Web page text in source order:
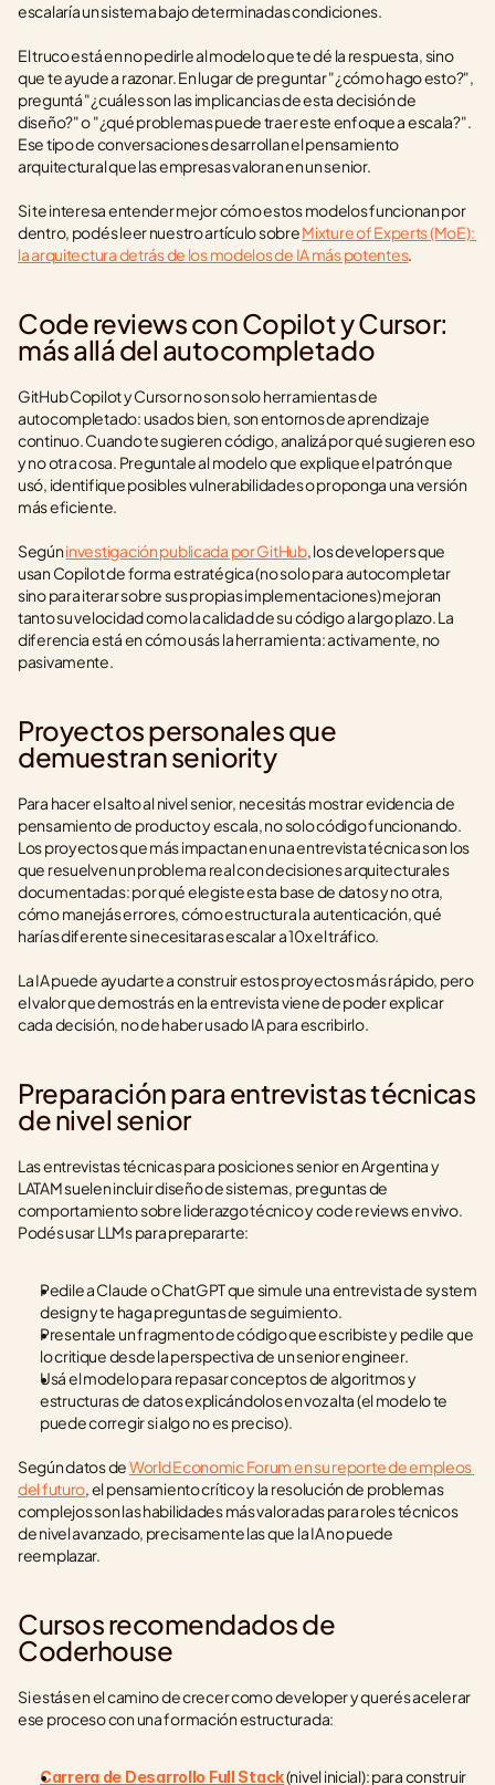
escalaría un sistema bajo determinadas condiciones.
El truco está en no pedirle al modelo que te dé la respuesta, sino
que te ayude a razonar. En lugar de preguntar "¿cómo hago esto?",
preguntá "¿cuáles son las implicancias de esta decisión de
diseño?" o "¿qué problemas puede traer este enfoque a escala?".
Ese tipo de conversaciones desarrollan el pensamiento
arquitectural que las empresas valoran en un senior.
Si te interesa entender mejor cómo estos modelos funcionan por
dentro, podés leer nuestro artículo sobre Mixture of Experts (MoE):
la arquitectura detrás de los modelos de IA más potentes.
Code reviews con Copilot y Cursor:
más allá del autocompletado
GitHub Copilot y Cursor no son solo herramientas de
autocompletado: usados bien, son entornos de aprendizaje
continuo. Cuando te sugieren código, analizá por qué sugieren eso
y no otra cosa. Preguntale al modelo que explique el patrón que
usó, identifique posibles vulnerabilidades o proponga una versión
más eficiente.
Según investigación publicada por GitHub, los developers que
usan Copilot de forma estratégica (no solo para autocompletar
sino para iterar sobre sus propias implementaciones) mejoran
tanto su velocidad como la calidad de su código a largo plazo. La
diferencia está en cómo usás la herramienta: activamente, no
pasivamente.
Proyectos personales que
demuestran seniority
Para hacer el salto al nivel senior, necesitás mostrar evidencia de
pensamiento de producto y escala, no solo código funcionando.
Los proyectos que más impactan en una entrevista técnica son los
que resuelven un problema real con decisiones arquitecturales
documentadas: por qué elegiste esta base de datos y no otra,
cómo manejás errores, cómo estructura la autenticación, qué
harías diferente si necesitaras escalar a 10x el tráfico.
La IA puede ayudarte a construir estos proyectos más rápido, pero
el valor que demostrás en la entrevista viene de poder explicar
cada decisión, no de haber usado IA para escribirlo.
Preparación para entrevistas técnicas
de nivel senior
Las entrevistas técnicas para posiciones senior en Argentina y
LATAM suelen incluir diseño de sistemas, preguntas de
comportamiento sobre liderazgo técnico y code reviews en vivo.
Podés usar LLMs para prepararte:
Pedile a Claude o ChatGPT que simule una entrevista de system
design y te haga preguntas de seguimiento.
Presentale un fragmento de código que escribiste y pedile que
lo critique desde la perspectiva de un senior engineer.
Usá el modelo para repasar conceptos de algoritmos y
estructuras de datos explicándolos en voz alta (el modelo te
puede corregir si algo no es preciso).
Según datos de World Economic Forum en su reporte de empleos
del futuro, el pensamiento crítico y la resolución de problemas
complejos son las habilidades más valoradas para roles técnicos
de nivel avanzado, precisamente las que la IA no puede
reemplazar.
Cursos recomendados de
Coderhouse
Si estás en el camino de crecer como developer y querés acelerar
ese proceso con una formación estructurada:
Carrera de Desarrollo Full Stack (nivel inicial): para construir